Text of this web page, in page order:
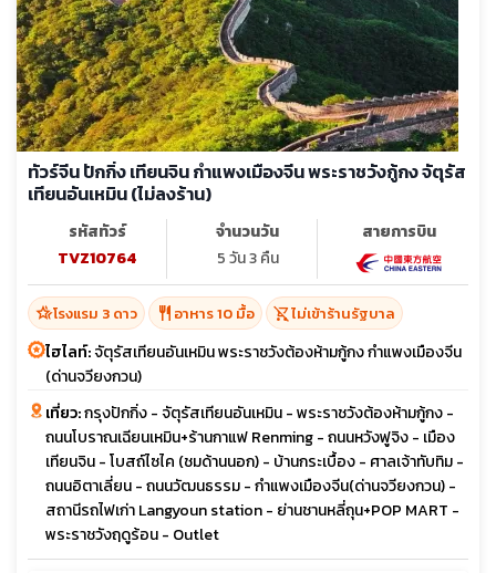
ทัวร์จีน ปักกิ่ง เทียนจิน กำแพงเมืองจีน พระราชวังกู้กง จัตุรัส
เทียนอันเหมิน (ไม่ลงร้าน)
รหัสทัวร์
TVZ10764
จำนวนวัน
5 วัน 3 คืน
สายการบิน
hotel_classโรงแรม 3 ดาว restaurant อาหาร 10 มื้อ shopping_cart_offไม่เข้าร้านรัฐบาล
ไฮไลท์:จัตุรัสเทียนอันเหมิน พระราชวังต้องห้ามกู้กง กำแพงเมืองจีน
(ด่านจวียงกวน)
เที่ยว:กรุงปักกิ่ง - จัตุรัสเทียนอันเหมิน - พระราชวังต้องห้ามกู้กง -
ถนนโบราณเฉียนเหมิน+ร้านกาแฟ Renming - ถนนหวังฟูจิง - เมือง
เทียนจิน - โบสถ์ไซไค (ชมด้านนอก) - บ้านกระเบื้อง - ศาลเจ้าทับทิม -
ถนนอิตาเลี่ยน - ถนนวัฒนธรรม - กำแพงเมืองจีน(ด่านจวียงกวน) -
สถานีรถไฟเก่า Langyoun station - ย่านชานหลี่ถุน+POP MART -
พระราชวังฤดูร้อน - Outlet